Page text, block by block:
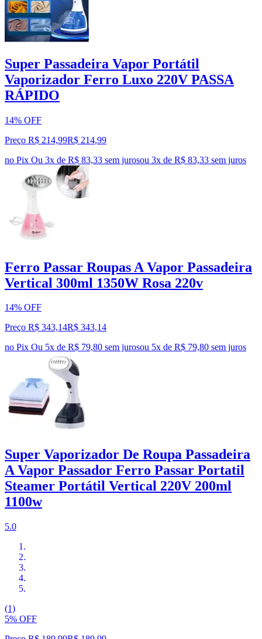
Super Passadeira Vapor Portátil
Vaporizador Ferro Luxo 220V PASSA
RÁPIDO
14% OFF
Preço R$ 214,99R$ 214,99
no Pix Ou 3x de R$ 83,33 sem jurosou 3x de R$ 83,33 sem juros
Ferro Passar Roupas A Vapor Passadeira
Vertical 300ml 1350W Rosa 220v
14% OFF
Preço R$ 343,14R$ 343,14
no Pix Ou 5x de R$ 79,80 sem jurosou 5x de R$ 79,80 sem juros
Super Vaporizador De Roupa Passadeira
A Vapor Passador Ferro Passar Portatil
Steamer Portátil Vertical 220V 200ml
1100w
5.0
(1)
5% OFF